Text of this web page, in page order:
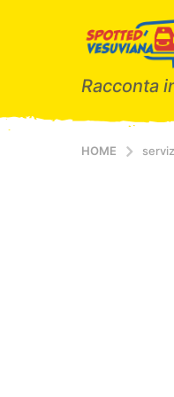
Racconta
HOME